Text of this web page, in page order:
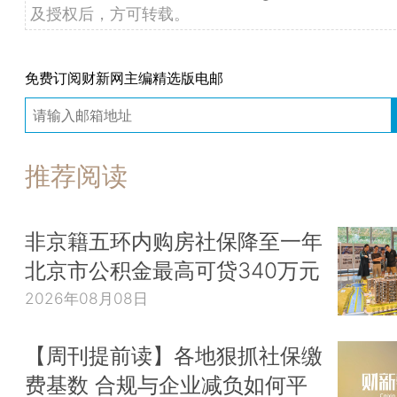
及授权后，方可转载。
免费订阅财新网主编精选版电邮
推荐阅读
非京籍五环内购房社保降至一年
北京市公积金最高可贷340万元
2026年08月08日
【周刊提前读】各地狠抓社保缴
费基数 合规与企业减负如何平